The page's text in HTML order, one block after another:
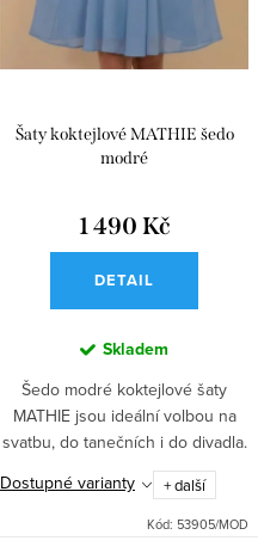
Šaty koktejlové MATHIE šedo
modré
1 490 Kč
DETAIL
Skladem
Šedo modré koktejlové šaty
MATHIE jsou ideální volbou na
svatbu, do tanečních i do divadla.
Přiléhavý top s vyztuženým
výstřihem a kolová sukně se
spodničkou zaručí elegantní...
Dostupné varianty + další
Kód: 53905/MOD